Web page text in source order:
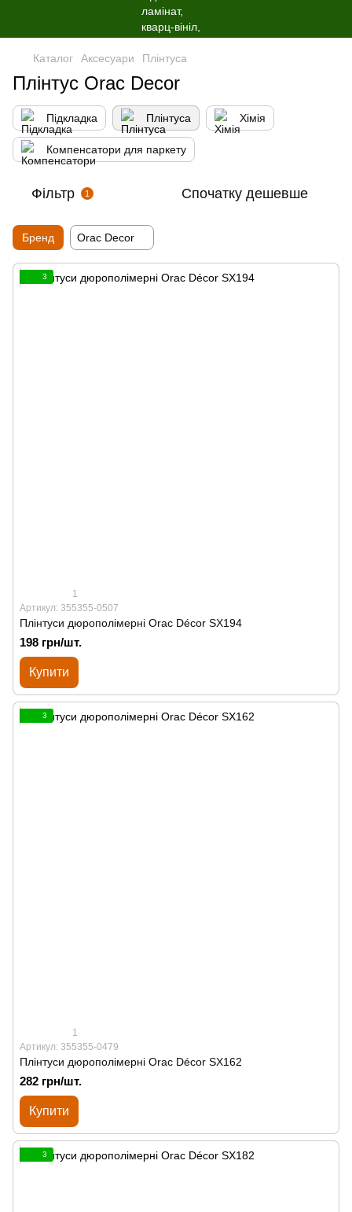
Каталог Аксесуари Плінтуса
Плінтус Orac Decor
Підкладка Плінтуса Хімія
Компенсатори для паркету
Фільтр 1 Спочатку дешевше
Бренд Orac Decor
3
1
Артикул: 355355-0507
Плінтуси дюрополімерні Orac Décor SX194
198 грн/шт.
Купити
3
1
Артикул: 355355-0479
Плінтуси дюрополімерні Orac Décor SX162
282 грн/шт.
Купити
3